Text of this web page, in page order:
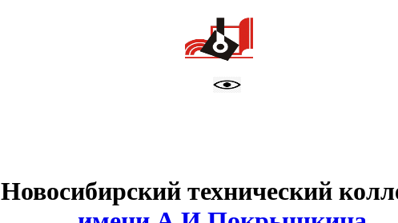
Новосибирский технический